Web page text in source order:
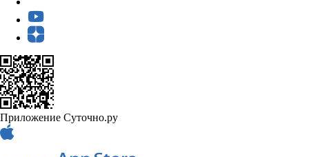
Приложение Суточно.ру